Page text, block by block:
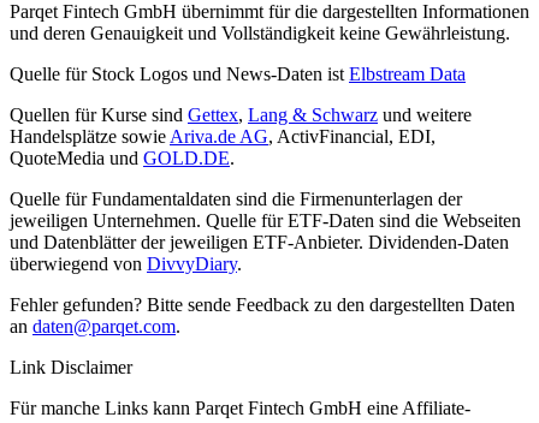
Parqet Fintech GmbH übernimmt für die dargestellten Informationen
und deren Genauigkeit und Vollständigkeit keine Gewährleistung.
Quelle für Stock Logos und News-Daten ist Elbstream Data
Quellen für Kurse sind Gettex, Lang & Schwarz und weitere
Handelsplätze sowie Ariva.de AG, ActivFinancial, EDI,
QuoteMedia und GOLD.DE.
Quelle für Fundamentaldaten sind die Firmenunterlagen der
jeweiligen Unternehmen. Quelle für ETF-Daten sind die Webseiten
und Datenblätter der jeweiligen ETF-Anbieter. Dividenden-Daten
überwiegend von DivvyDiary.
Fehler gefunden? Bitte sende Feedback zu den dargestellten Daten
an daten@parqet.com.
Link Disclaimer
Für manche Links kann Parqet Fintech GmbH eine Affiliate-